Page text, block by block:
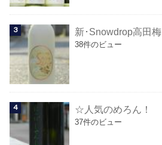
新･Snowdrop高田梅
38件のビュー
☆人気のめろん！
37件のビュー